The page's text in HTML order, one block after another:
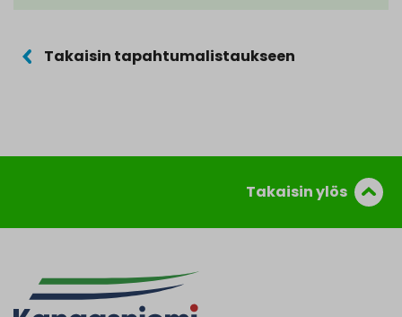
Takaisin tapahtumalistaukseen
Takaisin ylös